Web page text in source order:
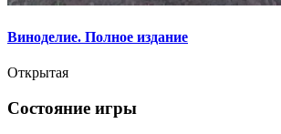
Виноделие. Полное издание
Открытая
Состояние игры